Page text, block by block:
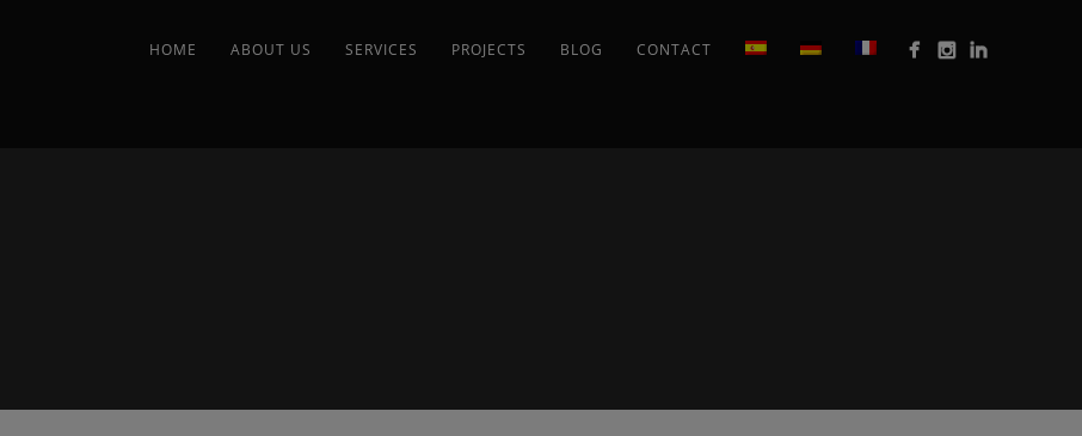
HOME ABOUT US SERVICES PROJECTS BLOG CONTACT